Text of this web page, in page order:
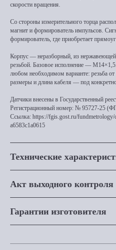
скорости вращения.
Со стороны измерительного торца
магнит и формирователь импульсов.
формирователь, где приобретает
Корпус — неразборный, из
резьбой. Базовое исполнение —
любом необходимом варианте: резьба
размеры и длина кабеля — под
Датчики внесены в Государственный
Регистрационный номер: № 95727-25
Ссылка: https://fgis.gost.ru/
a6583c1a0615
Технические
Акт выходного контроля
Гарантии изготовителя